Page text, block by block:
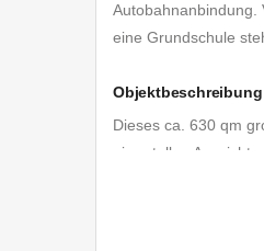
Autobahnanbindung.
eine Grundschule
Objektbeschreibung
Dieses ca. 630 qm
einer tollen
Natur und die
Vollgeschosse zu